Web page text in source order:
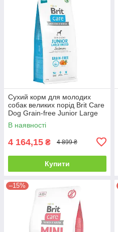
Сухий корм для молодих
собак великих порід Brit Care
Dog Grain-free Junior Large
Breed - 12 кг
В наявності
4 164,15 ₴ 4 899 ₴
Купити
–15%